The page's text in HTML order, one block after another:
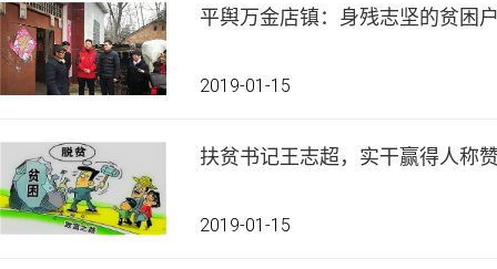
平舆万金店镇：身残志坚的贫困
2019-01-15
扶贫书记王志超，实干赢得人称
2019-01-15